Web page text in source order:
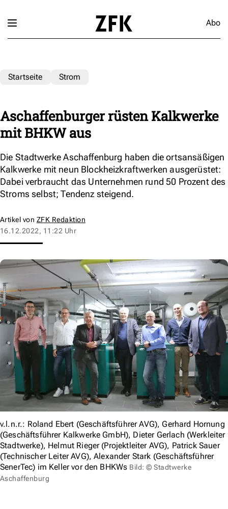
Abo
Startseite Strom
Aschaffenburger rüsten Kalkwerke
mit BHKW aus
Die Stadtwerke Aschaffenburg haben die ortsansäßigen
Kalkwerke mit neun Blockheizkraftwerken ausgerüstet:
Dabei verbraucht das Unternehmen rund 50 Prozent des
Stroms selbst; Tendenz steigend.
Artikel von ZFK Redaktion
16.12.2022, 11:22 Uhr
v.l.n.r.: Roland Ebert (Geschäftsführer AVG), Gerhard Hornung
(Geschäftsführer Kalkwerke GmbH), Dieter Gerlach (Werkleiter
Stadtwerke), Helmut Rieger (Projektleiter AVG), Patrick Sauer
(Technischer Leiter AVG), Alexander Stark (Geschäftsführer
SenerTec) im Keller vor den BHKWs Bild: © Stadtwerke
Aschaffenburg